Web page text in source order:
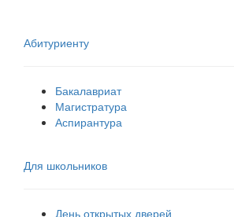
Абитуриенту
Бакалавриат
Магистратура
Аспирантура
Для школьников
День открытых дверей